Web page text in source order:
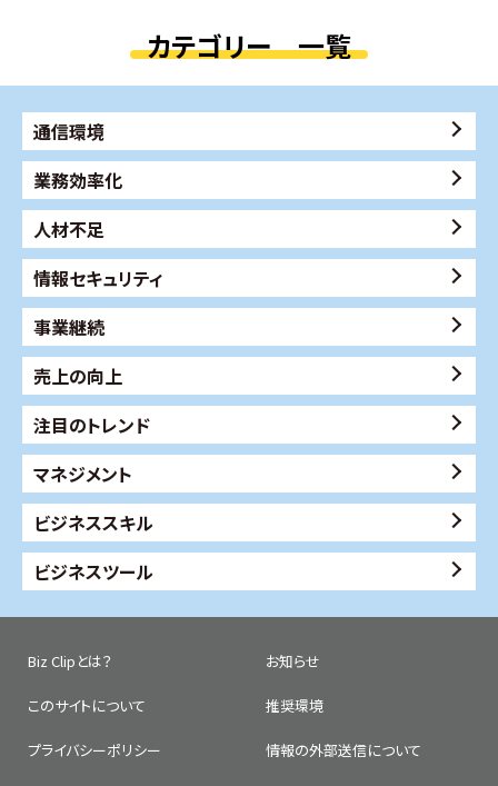
カテゴリー 一覧
通信環境
業務効率化
人材不足
情報セキュリティ
事業継続
売上の向上
注目のトレンド
マネジメント
ビジネススキル
ビジネスツール
Biz Clipとは？ お知らせ
このサイトについて 推奨環境
プライバシーポリシー 情報の外部送信について